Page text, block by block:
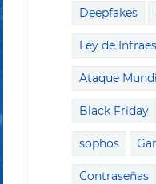
Deepfakes
Ley de
Ataque
Black Friday
sophos
Contraseñas